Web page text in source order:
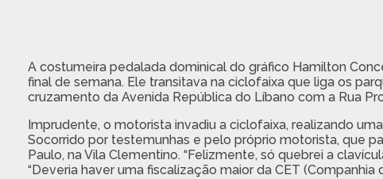
A costumeira pedalada dominical do gráfico Hamilton
final de semana. Ele transitava na ciclofaixa que liga os
cruzamento da Avenida República do Líbano com a Rua
Imprudente, o motorista invadiu a ciclofaixa, realizando
Socorrido por testemunhas e pelo próprio motorista, que
Paulo, na Vila Clementino. “Felizmente, só quebrei a
“Deveria haver uma fiscalização maior da CET